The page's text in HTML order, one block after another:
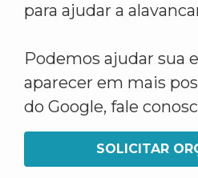
para ajudar a
Podemos ajudar sua
aparecer em mais
do Google, fale
SOLICITAR